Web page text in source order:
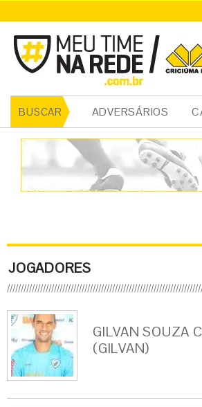
BUSCAR ADVERSÁRIOS
JOGADORES
GILVAN SOUZA
(GILVAN)